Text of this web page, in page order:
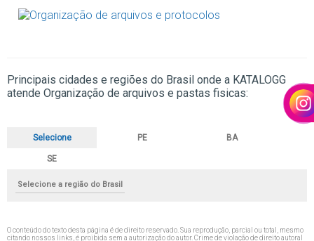
Principais cidades e regiões do Brasil onde a KATALOGG
atende Organização de arquivos e pastas fisicas:
Selecione PE BA
SE
Selecione a região do Brasil
O conteúdo do texto desta página é de direito reservado. Sua reprodução, parcial ou total, mesmo
citando nossos links, é proibida sem a autorização do autor. Crime de violação de direito autoral